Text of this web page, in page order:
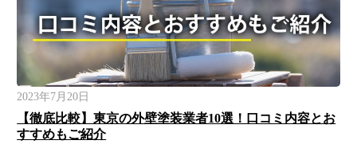
2023年7月20日
【徹底比較】東京の外壁塗装業者10選！口コミ内容とお
すすめもご紹介